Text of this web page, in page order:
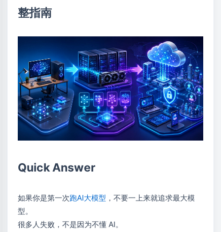
整指南
Quick Answer
如果你是第一次跑AI大模型 ，不要一上来就追求最大模
型。
很多人失败，不是因为不懂 AI。